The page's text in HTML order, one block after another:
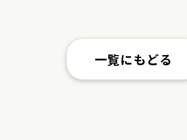
一覧にもどる